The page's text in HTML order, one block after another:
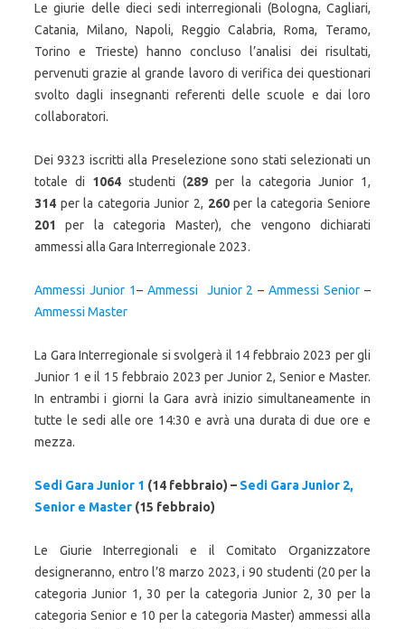
Le giurie delle dieci sedi interregionali (Bologna, Cagliari,
Catania, Milano, Napoli, Reggio Calabria, Roma, Teramo,
Torino e Trieste) hanno concluso l’analisi dei risultati,
pervenuti grazie al grande lavoro di verifica dei questionari
svolto dagli insegnanti referenti delle scuole e dai loro
collaboratori.
Dei 9323 iscritti alla Preselezione sono stati selezionati un
totale di 1064 studenti (289 per la categoria Junior 1,
314 per la categoria Junior 2, 260per la categoria Seniore
201 per la categoria Master), che vengono dichiarati
ammessi alla Gara Interregionale 2023.
Ammessi Junior 1– Ammessi Junior 2 –Ammessi Senior –
Ammessi Master
La Gara Interregionale si svolgerà il 14 febbraio 2023 per gli
Junior 1 e il 15 febbraio 2023 per Junior 2, Senior e Master.
In entrambi i giorni la Gara avrà inizio simultaneamente in
tutte le sedi alle ore 14:30 e avrà una durata di due ore e
mezza.
Sedi Gara Junior 1 (14 febbraio) – Sedi Gara Junior 2,
Senior e Master (15 febbraio)
Le Giurie Interregionali e il Comitato Organizzatore
designeranno, entro l’8 marzo 2023, i 90 studenti (20 per la
categoria Junior 1, 30 per la categoria Junior 2, 30 per la
categoria Senior e 10 per la categoria Master) ammessi alla